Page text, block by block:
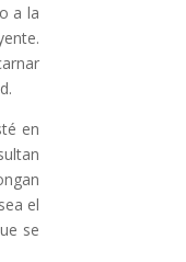
a la
en
sea el
se